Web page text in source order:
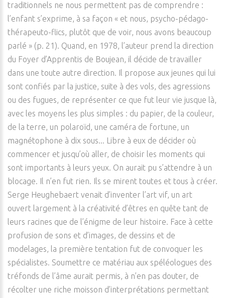
traditionnels ne nous permettent pas de comprendre :
l’enfant s’exprime, à sa façon « et nous, psycho-pédago-
thérapeuto-flics, plutôt que de voir, nous avons beaucoup
parlé » (p. 21). Quand, en 1978, l’auteur prend la direction
du Foyer d’Apprentis de Boujean, il décide de travailler
dans une toute autre direction. Il propose aux jeunes qui lui
sont confiés par la justice, suite à des vols, des agressions
ou des fugues, de représenter ce que fut leur vie jusque là,
avec les moyens les plus simples : du papier, de la couleur,
de la terre, un polaroïd, une caméra de fortune, un
magnétophone à dix sous... Libre à eux de décider où
commencer et jusqu’où aller, de choisir les moments qui
sont importants à leurs yeux. On aurait pu s’attendre à un
blocage. Il n’en fut rien. Ils se mirent toutes et tous à créer.
Serge Heughebaert venait d’inventer l’art vif, un art
ouvert largement à la créativité d’êtres en quête tant de
leurs racines que de l’énigme de leur histoire. Face à cette
profusion de sons et d’images, de dessins et de
modelages, la première tentation fut de convoquer les
spécialistes. Soumettre ce matériau aux spéléologues des
tréfonds de l’âme aurait permis, à n’en pas douter, de
récolter une riche moisson d’interprétations permettant